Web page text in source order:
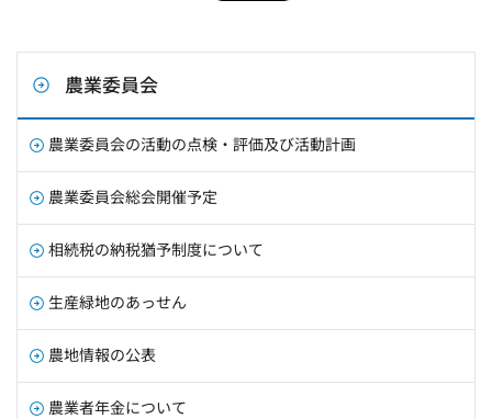
農業委員会
農業委員会の活動の点検・評価及び活動計画
農業委員会総会開催予定
相続税の納税猶予制度について
生産緑地のあっせん
農地情報の公表
農業者年金について